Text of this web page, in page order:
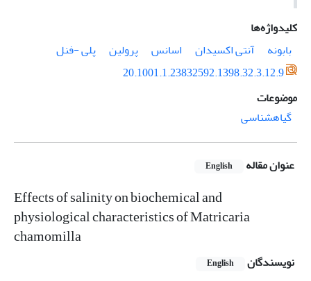
کلیدواژه‌ها
بابونه
آنتی اکسیدان اسانس پرولین
پلی -فنل
20.1001.1.23832592.1398.32.3.12.9
موضوعات
گیاهشناسی
عنوان مقاله English
Effects of salinity on biochemical and
physiological characteristics of Matricaria
chamomilla
نویسندگان English